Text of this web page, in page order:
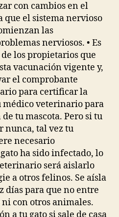
con cambios en el
que el sistema nervioso
las
nerviosos. • Es
los propietarios que
vacunación vigente y,
el comprobante
para certificar la
médico veterinario para
tu mascota. Pero si tu
nunca, tal vez tu
necesario
ha sido infectado, lo
será aislarlo
a otros felinos. Se aísla
días para que no entre
con otros animales.